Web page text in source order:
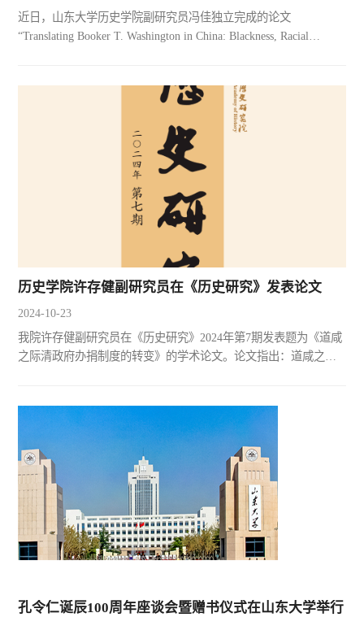
近日，山东大学历史学院副研究员冯佳独立完成的论文
“Translating Booker T. Washington in China: Blackness, Racial
该文以民国知识分子译介美国黑人领袖布克·华盛顿过程中所采用
的话语、修辞策略为窗口，探究了二十世纪前半期中国民族主义
思潮的流变。文章辩证地回应了国际史学界有关翻...
历史学院许存健副研究员在《历史研究》发表论文
2024-10-23
我院许存健副研究员在《历史研究》2024年第7期发表题为《道咸
之际清政府办捐制度的转变》的学术论文。论文指出：道咸之
巨大，户部库储日减、难以统筹全局，不得不下放收捐权限，各
省所开捐输得以按捐纳规则办理。捐输程序便利、价格较低、选
补更优，战争结束后，各省频繁开办捐输筹款，促进地方财权扩
张。随...
孔令仁诞辰100周年座谈会暨赠书仪式在山东大学举行